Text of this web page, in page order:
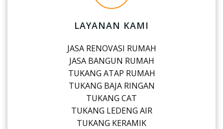
LAYANAN KAMI
JASA RENOVASI RUMAH
JASA BANGUN RUMAH
TUKANG ATAP RUMAH
TUKANG BAJA RINGAN
TUKANG CAT
TUKANG LEDENG AIR
TUKANG KERAMIK